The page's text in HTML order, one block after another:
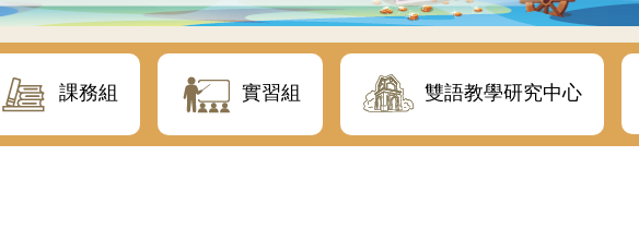
課務組 實習組 雙語教學研究中心